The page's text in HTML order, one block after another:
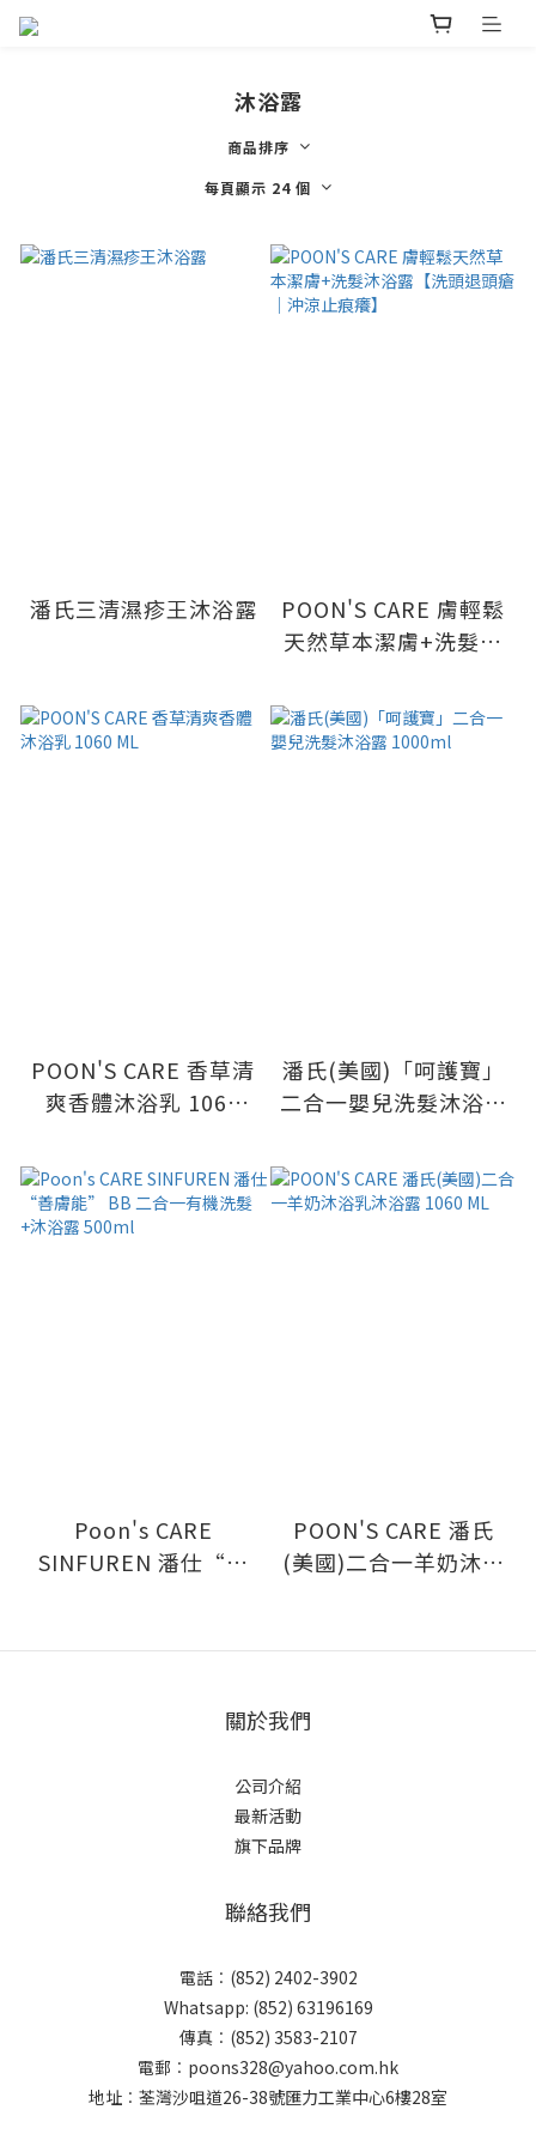
沐浴露
商品排序
每頁顯示 24 個
潘氏三清濕疹王沐浴露
POON'S CARE 膚輕鬆
天然草本潔膚+洗髮沐
涼止痕癢】
POON'S CARE 香草清
爽香體沐浴乳 1060
潘氏(美國)「呵護寶」
二合一嬰兒洗髮沐浴露
Poon's CARE
SINFUREN 潘仕“善
POON'S CARE 潘氏
(美國)二合一羊奶沐浴
關於我們
公司介紹
最新活動
旗下品牌
聯絡我們
電話︰(852) 2402-3902
Whatsapp: (852) 63196169
傳真︰(852) 3583-2107
電郵︰poons328@yahoo.com.hk
地址︰荃灣沙咀道26-38號匯力工業中心6樓28室